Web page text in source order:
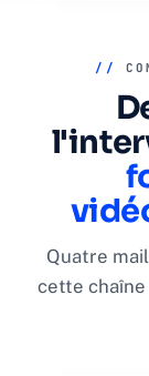
//
Quatre
cette